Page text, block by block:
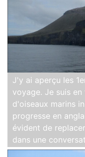
J'y ai aperçu les
voyage. Je suis
d'oiseaux marins
progresse en
évident de
dans une